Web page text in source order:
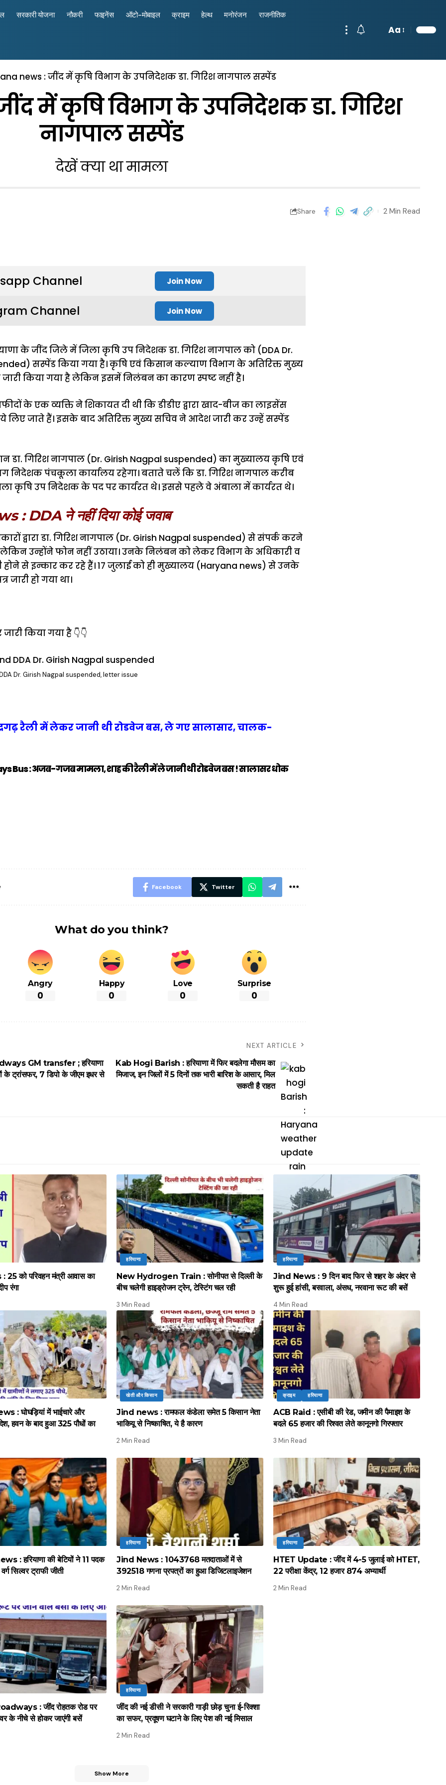
सरकारी योजना नौकरी फाइनेंस ऑटो-मोबाइल क्राइम हेल्थ मनोरंजन राजनीतिक
Aa
news : जींद में कृषि विभाग के उपनिदेशक डा. गिरिश नागपाल सस्पेंड
में कृषि विभाग के उपनिदेशक डा. गिरिश
नागपाल सस्पेंड
देखें क्या था मामला
Share 2 Min Read
Channel Join Now
Channel Join Now
के जींद जिले में जिला कृषि उप निदेशक डा. गिरिश नागपाल को (DDA Dr.
) सस्पेंड किया गया है। कृषि एवं किसान कल्याण विभाग के अतिरिक्त मुख्य
किया गया है लेकिन इसमें निलंबन का कारण स्पष्ट नहीं है।
के एक व्यक्ति ने शिकायत दी थी कि डीडीए द्वारा खाद-बीज का लाइसेंस
जाते हैं। इसके बाद अतिरिक्त मुख्य सचिव ने आदेश जारी कर उन्हें सस्पेंड
डा. गिरिश नागपाल (Dr. Girish Nagpal suspended) का मुख्यालय कृषि एवं
निदेशक पंचकूला कार्यालय रहेगा। बताते चलें कि डा. गिरिश नागपाल करीब
कृषि उप निदेशक के पद पर कार्यरत थे। इससे पहले वे अंबाला में कार्यरत थे।
: DDA ने नहीं दिया कोई जवाब
द्वारा डा. गिरिश नागपाल (Dr. Girish Nagpal suspended) से संपर्क करने
लेकिन उन्होंने फोन नहीं उठाया। उनके निलंबन को लेकर विभाग के अधिकारी व
होने से इन्कार कर रहे हैं। 17 जुलाई को ही मुख्यालय (Haryana news) से उनके
जारी हो गया था।
किया गया है 👇👇
Dr. Girish Nagpal suspended, letter issue
रैली में लेकर जानी थी रोडवेज बस, ले गए सालासार, चालक-
Bus : अजब-गजब मामला, शाह की रैली में ले जानी थी रोडवेज बस ! सालासर धोक
निगरानी
Facebook Twitter
What do you think?
Angry
0
Happy
0
Love
0
Surprise
0
GM transfer ; हरियाणा
के ट्रांसफर, 7 डिपो के जीएम इधर से
NEXT ARTICLE
Kab Hogi Barish : हरियाणा में फिर बदलेगा मौसम का
मिजाज, इन जिलों में 5 दिनों तक भारी बारिश के आसार, मिल
सकती है राहत
को परिवहन मंत्री आवास का
रंगा
हरियाणा
New Hydrogen Train : सोनीपत से दिल्ली के
बीच चलेगी हाइड्रोजन ट्रेन, टेस्टिंग चल रही
3 Min Read
हरियाणा
Jind News : 9 दिन बाद फिर से शहर के अंदर से
शुरू हुई हांसी, बरवाला, अंसध, नरवाना रूट की बसें
4 Min Read
: घोघड़ियां में भाईचारे और
हवन के बाद हुआ 325 पौधों का
खेती और किसान
Jind news : रामफल कंडेला समेत 5 किसान नेता
भाकियू से निष्काषित, ये है कारण
2 Min Read
क्राइम हरियाणा
ACB Raid : एसीबी की रेड, जमीन की पैमाइश के
बदले 65 हजार की रिश्वत लेते कानूनगो गिरफ्तार
3 Min Read
: हरियाणा की बेटियों ने 11 पदक
सिल्वर ट्राफी जीती
हरियाणा
Jind News : 1043768 मतदाताओं में से
392518 गणना प्रपत्रों का हुआ डिजिटलाइजेशन
2 Min Read
हरियाणा
HTET Update : जींद में 4-5 जुलाई को HTET,
22 परीक्षा केंद्र, 12 हजार 874 अभ्यार्थी
2 Min Read
: जींद रोहतक रोड पर
के नीचे से होकर जाएंगी बसें
हरियाणा
जींद की नई डीसी ने सरकारी गाड़ी छोड़ चुना ई-रिक्शा
का सफर, प्रदूषण घटाने के लिए पेश की नई मिसाल
2 Min Read
Show More